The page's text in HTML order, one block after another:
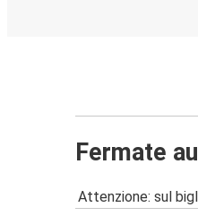
Fermate
Attenzione: sul